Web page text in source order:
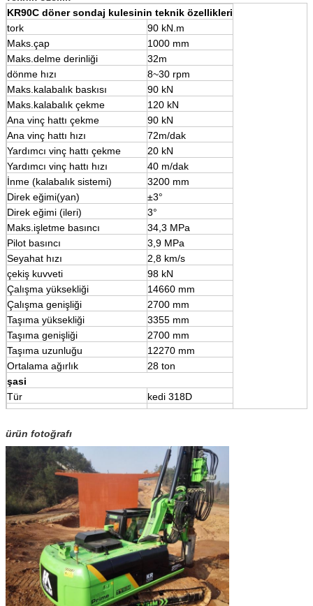
KR90C döner sondaj kulesinin teknik özellikleri
tork
90 kN.m
Maks.çap
1000 mm
Maks.delme derinliği
32m
dönme hızı
8~30 rpm
Maks.kalabalık baskısı
90 kN
Maks.kalabalık çekme
120 kN
Ana vinç hattı çekme
90 kN
Ana vinç hattı hızı
72m/dak
Yardımcı vinç hattı çekme
20 kN
Yardımcı vinç hattı hızı
40 m/dak
İnme (kalabalık sistemi)
3200 mm
Direk eğimi(yan)
±3°
Direk eğimi (ileri)
3°
Maks.işletme basıncı
34,3 MPa
Pilot basıncı
3,9 MPa
Seyahat hızı
2,8 km/s
çekiş kuvveti
98 kN
Çalışma yüksekliği
14660 mm
Çalışma genişliği
2700 mm
Taşıma yüksekliği
3355 mm
Taşıma genişliği
2700 mm
Taşıma uzunluğu
12270 mm
Ortalama ağırlık
28 ton
şasi
Tür
kedi 318D
Motor
CAT3054CA
ürün fotoğrafı